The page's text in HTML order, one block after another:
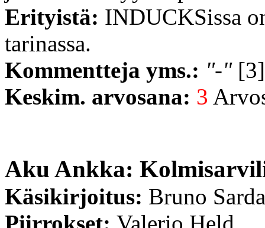
Erityistä: INDUCKSissa
tarinassa.
Kommentteja yms.: "-"
Keskim. arvosana: 3
Aku Ankka:
Käsikirjoitus: Bruno Sarda
Piirrokset: Valerio Held